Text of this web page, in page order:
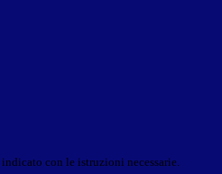
con le istruzioni necessarie.